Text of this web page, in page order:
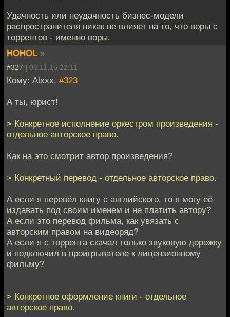
Удачность или неудачность бизнес-модели
распространителя никак не влияет на то, что воры с
торрентов - именно воры.
HOHOL »
#327 | 08.11.15 22:11
Кому: Alxxx, #323
А ты, юрист!
> Конкретное исполнение оркестром произведения -
отдельное авторское право.
Как на это смотрит автор произведения?
> Конкретный перевод - отдельное авторское право.
А если я перевёл книгу с английского, то я могу её
издавать под своим именем и не платить автору?
А если это перевод фильма, как увязать с
авторским правом на видеоряд?
А если я с торрента скачал только звуковую дорожку
и подключил в проигрывателе к лицензионному
фильму?
> Конкретное оформление книги - отдельное
авторское право.